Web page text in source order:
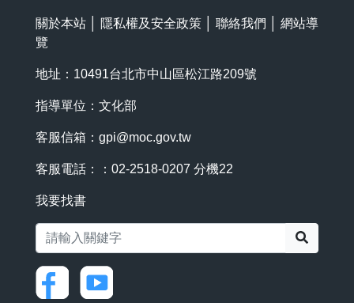
關於本站 隱私權及安全政策 聯絡我們
網站導
覽
地址：10491台北市中山區松江路209號
指導單位：文化部
客服信箱： gpi@moc.gov.tw
客服電話：：02-2518-0207 分機22
我要找書